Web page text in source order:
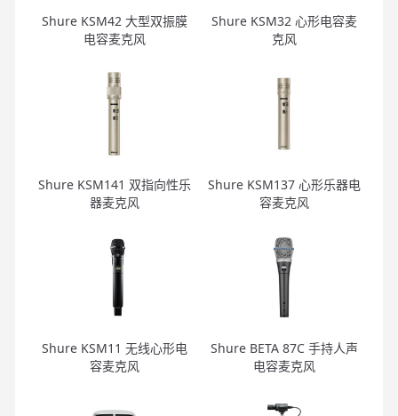
Shure KSM42 大型双振膜
电容麦克风
Shure KSM32 心形电容麦
克风
Shure KSM141 双指向性乐
器麦克风
Shure KSM137 心形乐器电
容麦克风
Shure KSM11 无线心形电
容麦克风
Shure BETA 87C 手持人声
电容麦克风